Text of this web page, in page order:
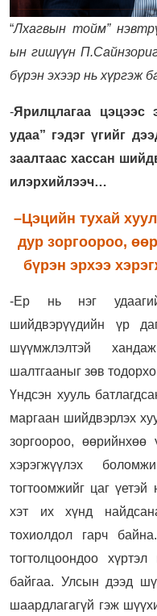
“Лхагвын тойм”
ын гишүүн
бүрэн эхээр нь хүргэж
-Ярилцлагаа цэцээс
удаа” гэдэг үгийг
заалтаас хассан
илэрхийлээч…
–Цэцийн тухай
дур зоргоороо,
бүрэн эрхээ
-Ер нь нэг
шийдвэрүүдийн үр
шүүмжлэлтэй
шалтгааныг зөв
Үндсэн хууль
маргаан шийдвэрлэх
зоргоороо,
хэрэгжүүлэх
тогтоомжийг цаг үетэй
хэт их хүнд
тохиолдол гарч
тогтолцоондоо
байгаа. Улсын дээд
шаардлагагүй гэж